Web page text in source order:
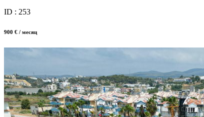
ID : 253
900 € / месяц